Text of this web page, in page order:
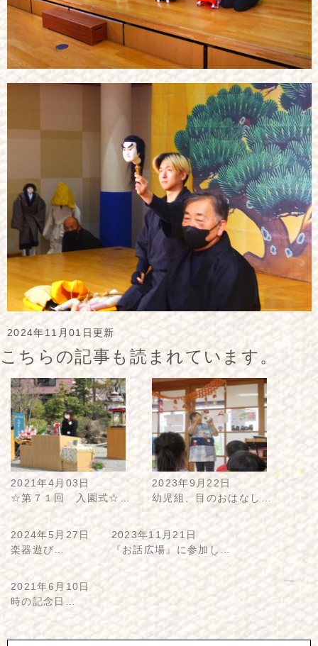
2024年11月01日更新
こちらの記事も読まれています。
2021年4月03日
☆第７１回 入園式☆…
2023年9月22日
幼児組、目のおはなし…
2024年5月27日
楽器遊び…
2023年11月21日
『お話広場』に参加し…
2021年6月10日
時の記念日…